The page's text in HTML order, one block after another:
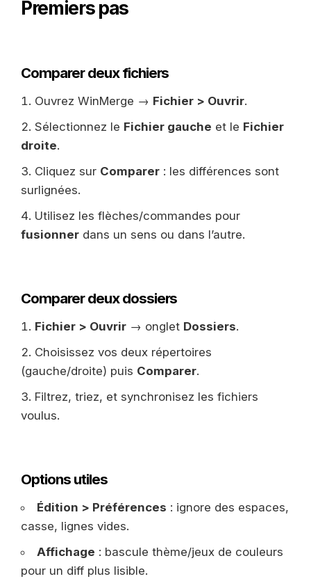
Premiers pas
Comparer deux fichiers
Ouvrez WinMerge → Fichier > Ouvrir.
Sélectionnez le Fichier gauche et le Fichier
droite.
Cliquez sur Comparer : les différences sont
surlignées.
Utilisez les flèches/commandes pour
fusionner dans un sens ou dans l’autre.
Comparer deux dossiers
Fichier > Ouvrir → onglet Dossiers.
Choisissez vos deux répertoires
(gauche/droite) puis Comparer.
Filtrez, triez, et synchronisez les fichiers
voulus.
Options utiles
Édition > Préférences : ignore des espaces,
casse, lignes vides.
Affichage : bascule thème/jeux de couleurs
pour un diff plus lisible.